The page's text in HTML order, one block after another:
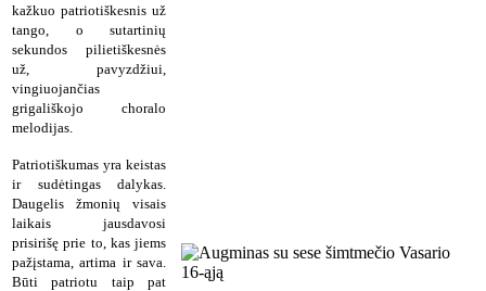
kažkuo patriotiškesnis už
tango, o sutartinių
sekundos pilietiškesnės
už, pavyzdžiui,
vingiuojančias
grigališkojo choralo
melodijas.
Patriotiškumas yra keistas
ir sudėtingas dalykas.
Daugelis žmonių visais
laikais jausdavosi
prisirišę prie to, kas jiems
pažįstama, artima ir sava.
Būti patriotu taip pat